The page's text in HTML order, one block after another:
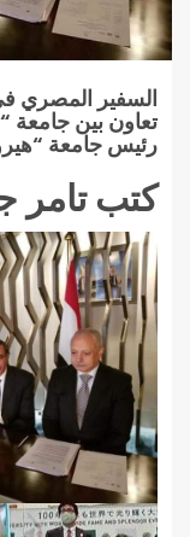
السفير المصري
تعاون بين جامعة
رئيس جامعة
كتب تامر